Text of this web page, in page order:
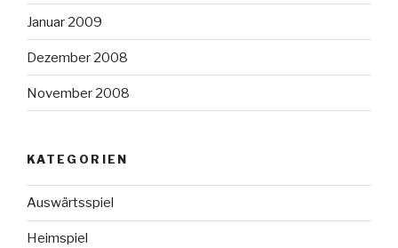
Januar 2009
Dezember 2008
November 2008
KATEGORIEN
Auswärtsspiel
Heimspiel